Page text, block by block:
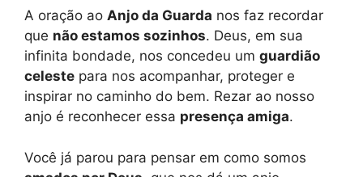
A oração ao Anjo da Guarda nos faz recordar
que não estamos sozinhos. Deus, em sua
infinita bondade, nos concedeu um guardião
celeste para nos acompanhar, proteger e
inspirar no caminho do bem. Rezar ao nosso
anjo é reconhecer essa presença amiga.
Você já parou para pensar em como somos